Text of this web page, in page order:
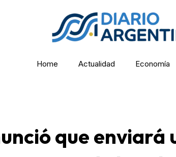
Home Actualidad Economía
que enviará